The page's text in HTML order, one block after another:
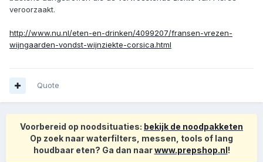
veroorzaakt.
http://www.nu.nl/eten-en-drinken/4099207/fransen-vrezen-
wijngaarden-vondst-wijnziekte-corsica.html
Quote
Voorbereid op noodsituaties: bekijk de noodpakketen
Op zoek naar waterfilters, messen, tools of lang
houdbaar eten? Ga dan naarwww.prepshop.nl!